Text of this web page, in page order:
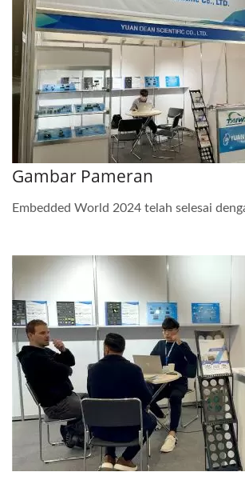
Gambar Pameran
Embedded World 2024 telah selesai